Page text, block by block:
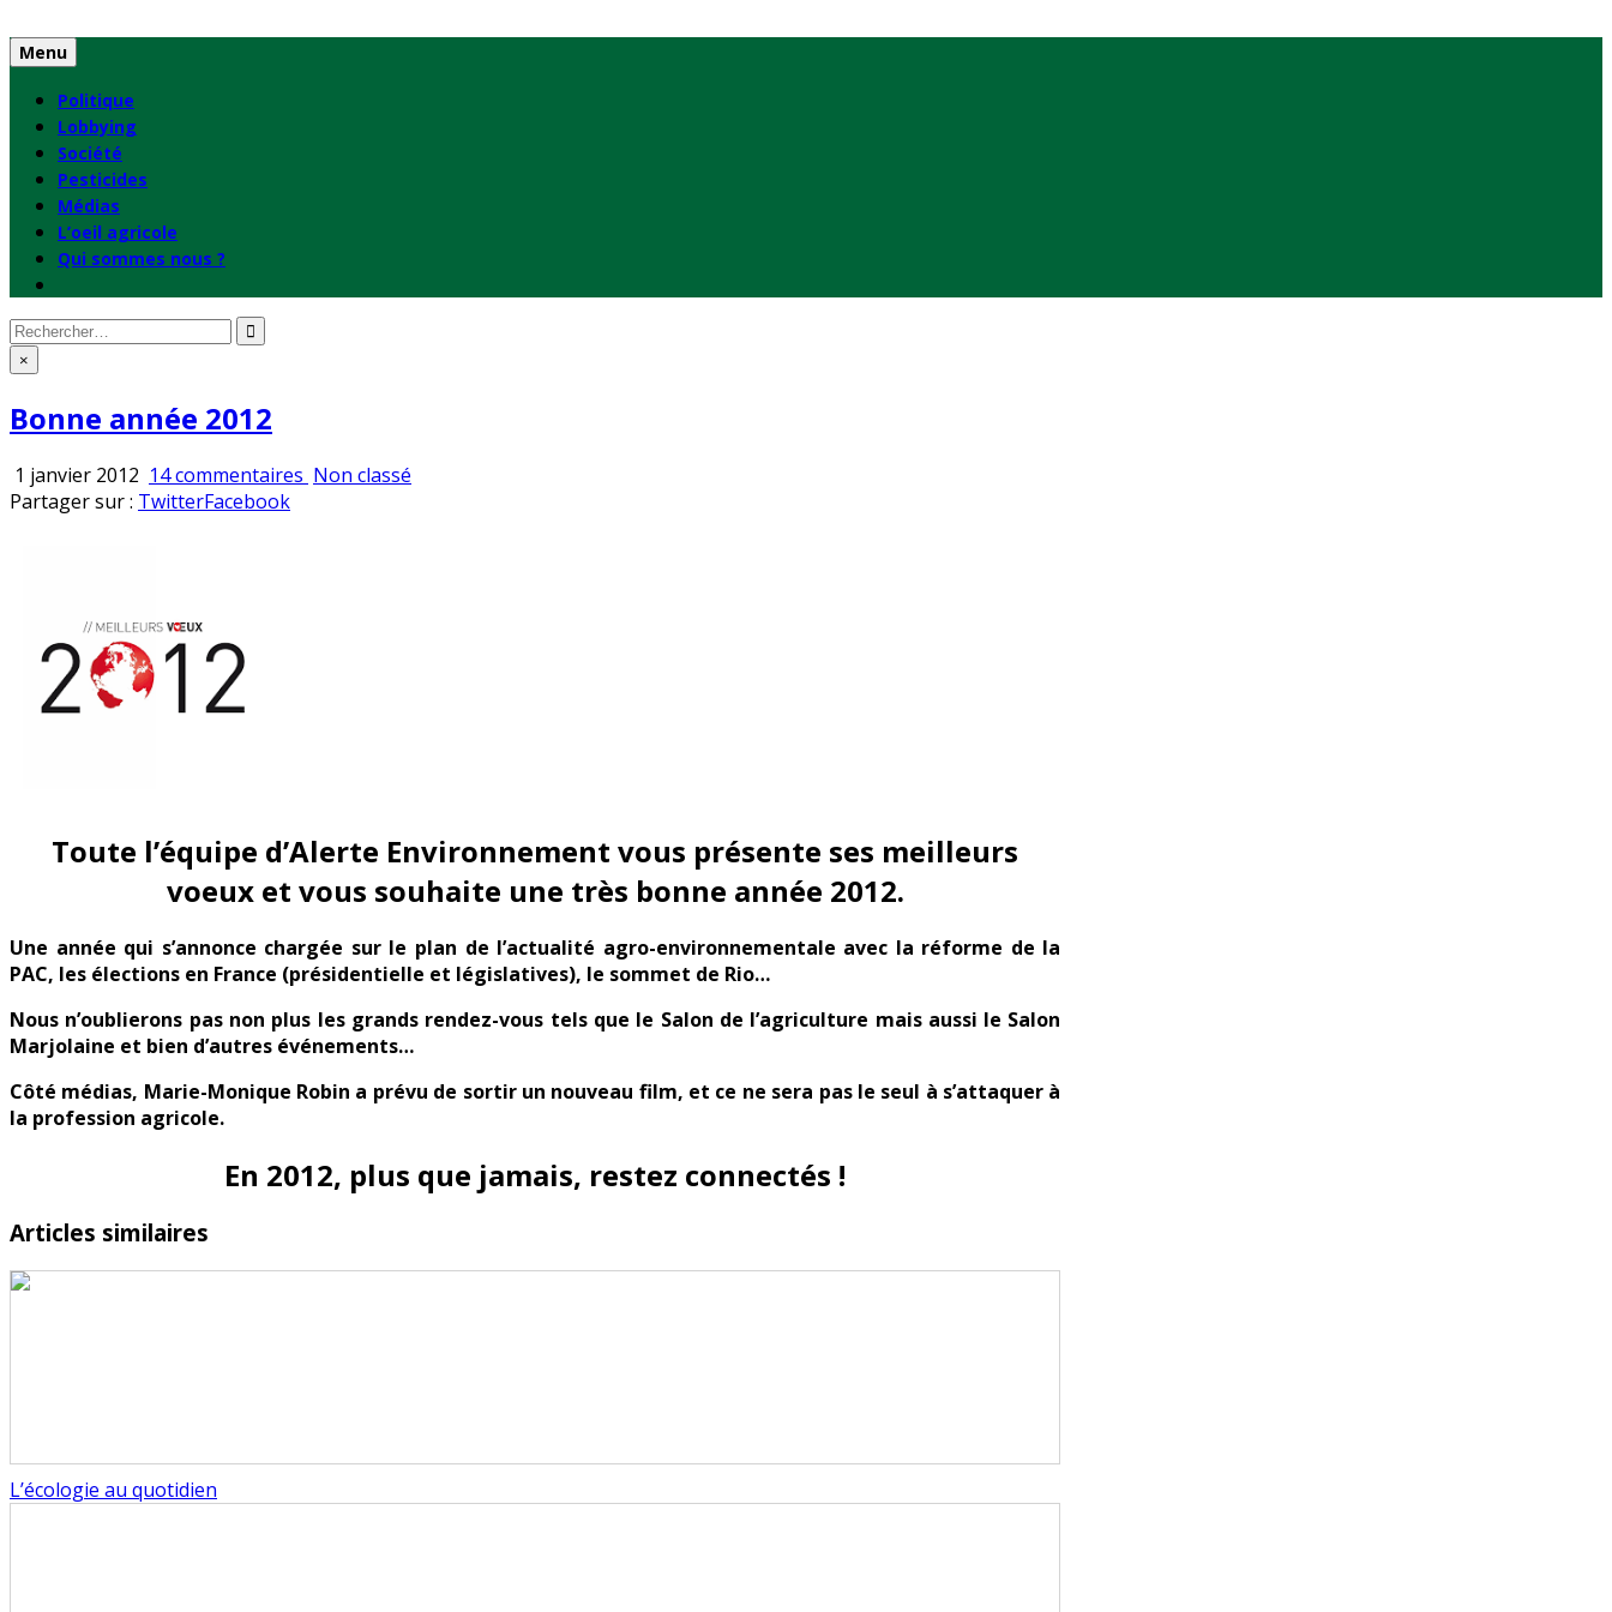
to
content
Menu
Politique
Lobbying
Société
Pesticides
Médias
L’oeil agricole
Qui sommes nous ?
Rechercher
: ×
Bonne année 2012
1 janvier 2012 14 commentaires sur
Publié
Non classé
Partager sur : TwitterFacebook
Toute l’équipe d’Alerte Environnement vous présente ses meilleurs
voeux et vous souhaite une très bonne année 2012.
Une année qui s’annonce chargée sur le plan de l’actualité agro-environnementale avec la réforme de la
PAC, les élections en France (présidentielle et législatives), le sommet de Rio…
Nous n’oublierons pas non plus les grands rendez-vous tels que le Salon de l’agriculture mais aussi le Salon
Marjolaine et bien d’autres événements…
Côté médias, Marie-Monique Robin a prévu de sortir un nouveau film, et ce ne sera pas le seul à s’attaquer à
la profession agricole.
En 2012, plus que jamais, restez connectés !
Articles similaires
L’écologie au quotidien